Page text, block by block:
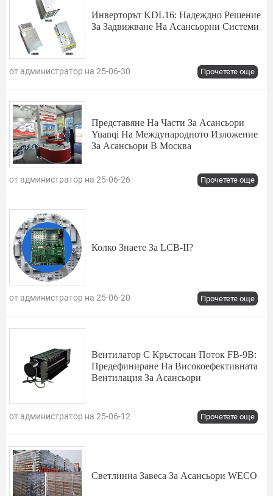
Инверторът KDL16: Надеждно Решение
За Задвижване На Асансьорни Системи
от администратор на 25-06-30 Прочетете още
Представяне На Части За Асансьори
Yuanqi На Международното Изложение
За Асансьори В Москва
от администратор на 25-06-26 Прочетете още
Колко Знаете За LCB-II?
от администратор на 25-06-20 Прочетете още
Вентилатор С Кръстосан Поток FB-9B:
Предефиниране На Високоефективната
Вентилация За Асансьори
от администратор на 25-06-12 Прочетете още
Светлинна Завеса За Асансьори WECO